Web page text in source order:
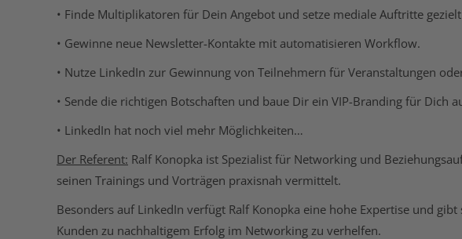
• Finde Multiplikatoren für Dein Angebot und setze mediale Auftritte
• Gewinne neue Newsletter-Kontakte mit automatisieren Workflow.
• Nutze LinkedIn zur Gewinnung von Teilnehmern für Veranstaltungen
• Sende die richtigen Botschaften und baue Dir ein VIP-Branding für Dich
• LinkedIn hat noch viel mehr Möglichkeiten…
Der Referent: Ralf Konopka ist Spezialist für Networking und
seinen Trainings und Vorträgen praxisnah vermittelt.
Besonders auf LinkedIn verfügt Ralf Konopka eine hohe Expertise und
Kunden zu nachhaltigem Erfolg im Networking zu verhelfen.